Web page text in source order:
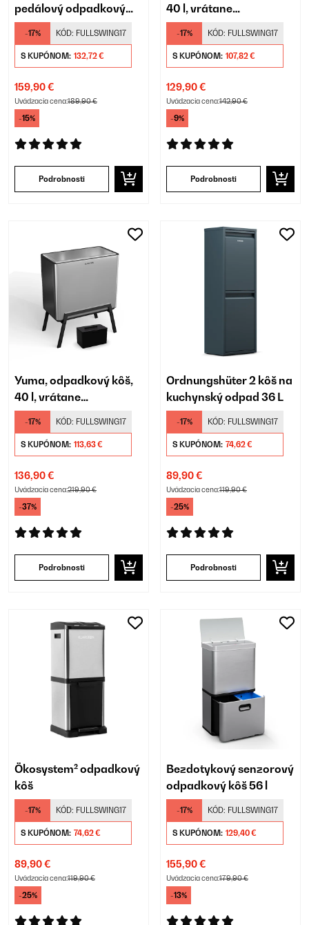
pedálový odpadkový
kôš
-17% KÓD: FULLSWING17
S KUPÓNOM: 132,72 €
159,90 €
Uvádzacia cena:189,90 €
-15%
Podrobnosti
40 l, vrátane
kompostéra
-17% KÓD: FULLSWING17
S KUPÓNOM: 107,82 €
129,90 €
Uvádzacia cena:142,90 €
-9%
Podrobnosti
Yuma, odpadkový kôš,
40 l, vrátane
kompostéra
-17% KÓD: FULLSWING17
S KUPÓNOM: 113,63 €
136,90 €
Uvádzacia cena:219,90 €
-37%
Podrobnosti
Ordnungshüter 2 kôš na
kuchynský odpad 36 L
-17% KÓD: FULLSWING17
S KUPÓNOM: 74,62 €
89,90 €
Uvádzacia cena:119,90 €
-25%
Podrobnosti
Ökosystem² odpadkový
kôš
-17% KÓD: FULLSWING17
S KUPÓNOM: 74,62 €
89,90 €
Uvádzacia cena:119,90 €
-25%
Bezdotykový senzorový
odpadkový kôš 56 l
-17% KÓD: FULLSWING17
S KUPÓNOM: 129,40 €
155,90 €
Uvádzacia cena:179,90 €
-13%